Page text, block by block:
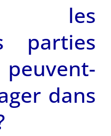
les
parties
dans